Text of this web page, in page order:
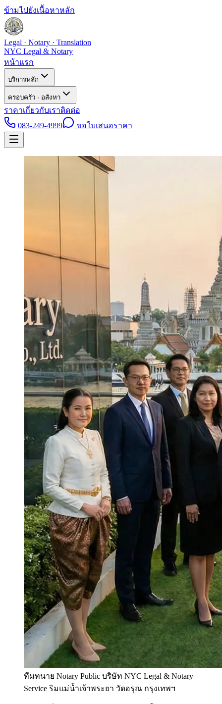
ข้ามไปยังเนื้อหาหลัก
Legal · Notary · Translation
NYC Legal & Notary
หน้าแรก
บริการหลัก
ครอบครัว · อสังหา
ราคาเกี่ยวกับเราติดต่อ
083-249-4999
ขอใบเสนอราคา
ทีมทนาย Notary Public บริษัท NYC Legal & Notary
Service ริมแม่น้ำเจ้าพระยา วัดอรุณ กรุงเทพฯ